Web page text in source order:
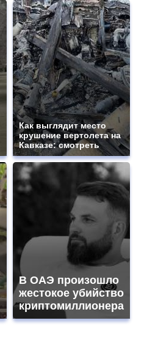
Как выглядит место
крушение вертолета на
Кавказе: смотреть
В ОАЭ произошло
жестокое убийство
криптомиллионера